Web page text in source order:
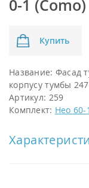
0-1
Купить
Название: Фасад
корпусу тумбы 247
Артикул: 259
Комплект: Нео 60-1